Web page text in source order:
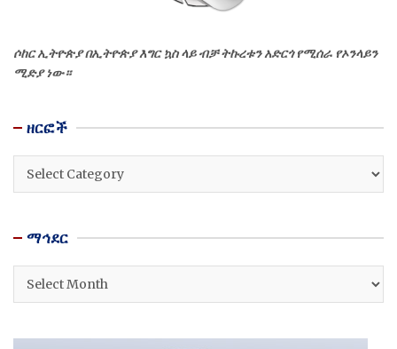
ሶከር ኢትዮጵያ በኢትዮጵያ እግር ኳስ ላይ ብቻ ትኩረቱን አድርጎ የሚሰራ የኦንላይን
ሚድያ ነው።
ዘርፎች
ዘርፎች
ማኅደር
ማኅደር